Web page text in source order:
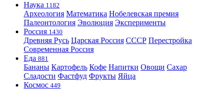
Наука 1182
Археология Математика Нобелевская премия
Палеонтология Эволюция Эксперименты
Россия 1430
Древняя Русь Царская Россия СССР Перестройка
Современная Россия
Еда 881
Бананы Картофель Кофе Напитки Овощи Сахар
Сладости Фастфуд Фрукты Яйца
Космос 449